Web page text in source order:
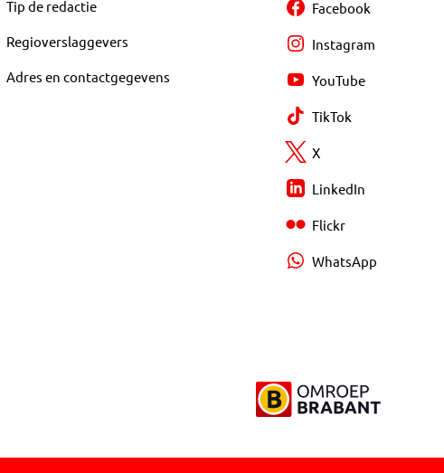
Tip de redactie
Regioverslaggevers
Adres en contactgegevens
Facebook
Instagram
YouTube
TikTok
X
LinkedIn
Flickr
WhatsApp